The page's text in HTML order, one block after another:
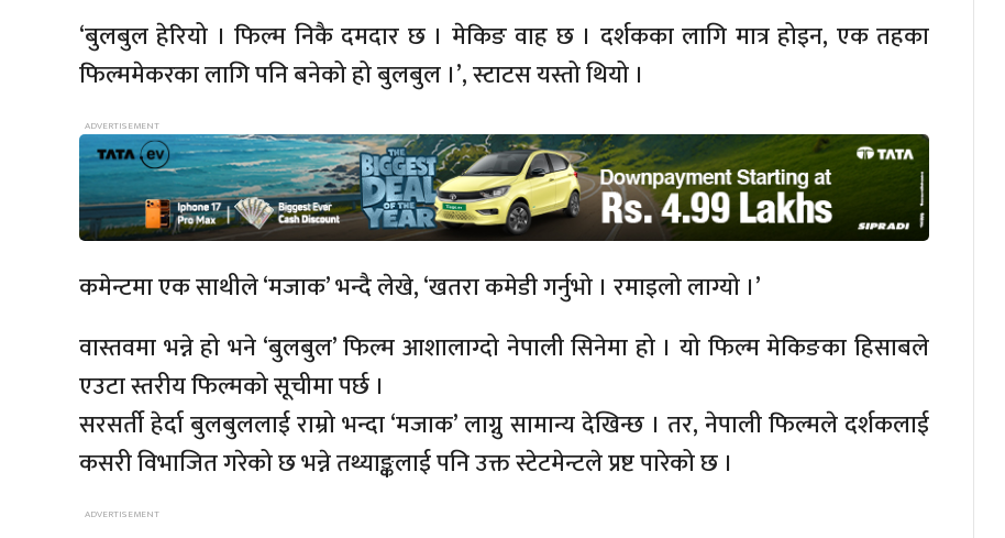
‘बुलबुल हेरियो । फिल्म निकै दमदार छ । मेकिङ वाह छ । दर्शकका लागि मात्र होइन, एक तहका
फिल्ममेकरका लागि पनि बनेको हो बुलबुल ।’, स्टाटस यस्तो थियो ।
कमेन्टमा एक साथीले ‘मजाक’ भन्दै लेखे, ‘खतरा कमेडी गर्नुभो । रमाइलो लाग्यो ।’
वास्तवमा भन्ने हो भने ‘बुलबुल’ फिल्म आशालाग्दो नेपाली सिनेमा हो । यो फिल्म मेकिङका हिसाबले
एउटा स्तरीय फिल्मको सूचीमा पर्छ ।
सरसर्ती हेर्दा बुलबुललाई राम्रो भन्दा ‘मजाक’ लाग्नु सामान्य देखिन्छ । तर, नेपाली फिल्मले दर्शकलाई
कसरी विभाजित गरेको छ भन्ने तथ्याङ्कलाई पनि उक्त स्टेटमेन्टले प्रष्ट पारेको छ ।